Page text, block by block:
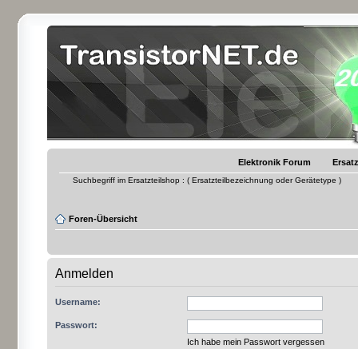
Elektronik Forum
Suchbegriff im Ersatzteilshop : ( Ersatzteilbezeichnung oder Gerätetype )
Foren-Übersicht
Anmelden
Username:
Passwort:
Ich habe mein Passwort vergessen